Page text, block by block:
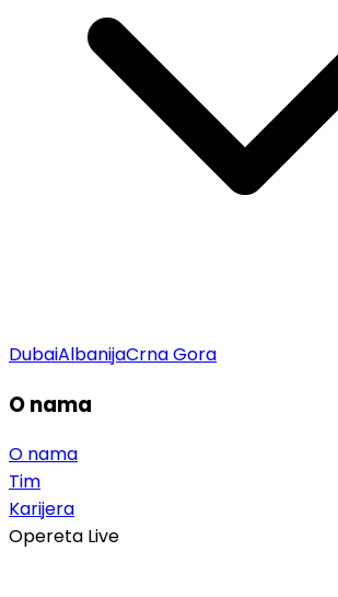
DubaiAlbanijaCrna Gora
O nama
O nama
Tim
Karijera
Opereta Live